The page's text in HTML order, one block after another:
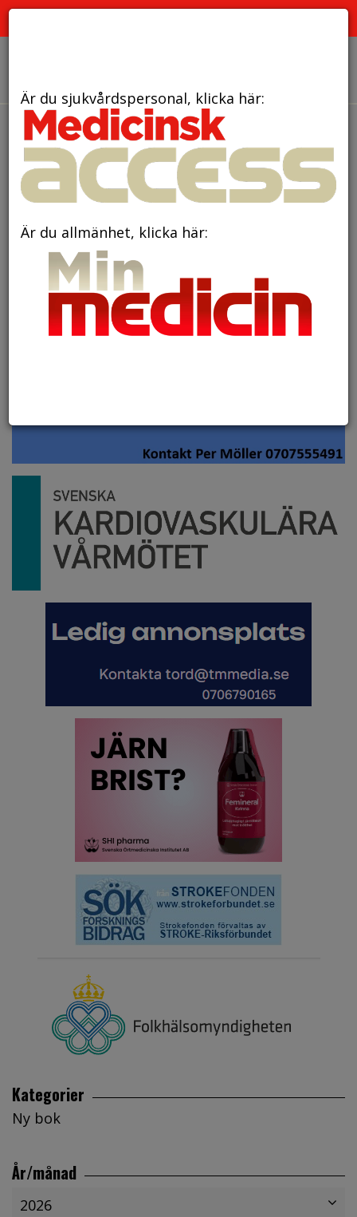
Annonser
Kategorier
Ny bok
År/månad
2026
Är du sjukvårdspersonal, klicka här:
Är du allmänhet, klicka här: